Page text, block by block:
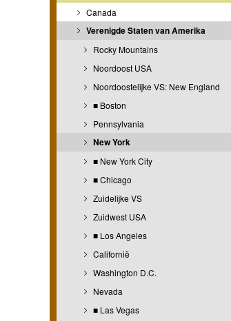
Canada
Verenigde Staten van Amerika
Rocky Mountains
Noordoost USA
Noordoostelijke VS: New England
■ Boston
Pennsylvania
New York
■ New York City
■ Chicago
Zuidelijke VS
Zuidwest USA
■ Los Angeles
Californië
Washington D.C.
Nevada
■ Las Vegas